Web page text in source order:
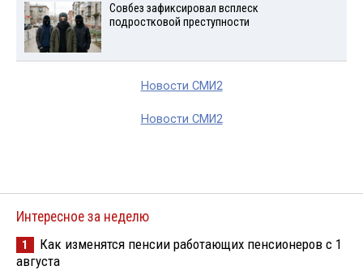
Совбез зафиксировал всплеск
подростковой преступности
Новости СМИ2
Новости СМИ2
Интересное за неделю
1
Как изменятся пенсии работающих пенсионеров с 1
августа